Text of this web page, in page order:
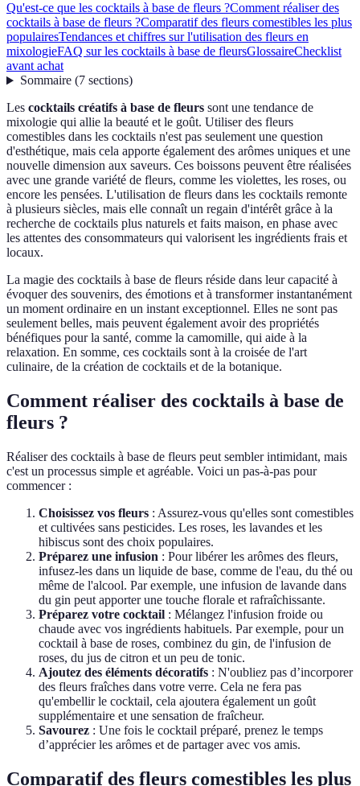
Qu'est-ce que les cocktails à base de fleurs ?Comment réaliser des
cocktails à base de fleurs ?Comparatif des fleurs comestibles les plus
populairesTendances et chiffres sur l'utilisation des fleurs en
mixologieFAQ sur les cocktails à base de fleursGlossaireChecklist
avant achat
Sommaire(7 sections)
Les cocktails créatifs à base de fleurs sont une tendance de
mixologie qui allie la beauté et le goût. Utiliser des fleurs
comestibles dans les cocktails n'est pas seulement une question
d'esthétique, mais cela apporte également des arômes uniques et une
nouvelle dimension aux saveurs. Ces boissons peuvent être réalisées
avec une grande variété de fleurs, comme les violettes, les roses, ou
encore les pensées. L'utilisation de fleurs dans les cocktails remonte
à plusieurs siècles, mais elle connaît un regain d'intérêt grâce à la
recherche de cocktails plus naturels et faits maison, en phase avec
les attentes des consommateurs qui valorisent les ingrédients frais et
locaux.
La magie des cocktails à base de fleurs réside dans leur capacité à
évoquer des souvenirs, des émotions et à transformer instantanément
un moment ordinaire en un instant exceptionnel. Elles ne sont pas
seulement belles, mais peuvent également avoir des propriétés
bénéfiques pour la santé, comme la camomille, qui aide à la
relaxation. En somme, ces cocktails sont à la croisée de l'art
culinaire, de la création de cocktails et de la botanique.
Comment réaliser des cocktails à base de
fleurs ?
Réaliser des cocktails à base de fleurs peut sembler intimidant, mais
c'est un processus simple et agréable. Voici un pas-à-pas pour
commencer :
Choisissez vos fleurs : Assurez-vous qu'elles sont comestibles
et cultivées sans pesticides. Les roses, les lavandes et les
hibiscus sont des choix populaires.
Préparez une infusion : Pour libérer les arômes des fleurs,
infusez-les dans un liquide de base, comme de l'eau, du thé ou
même de l'alcool. Par exemple, une infusion de lavande dans
du gin peut apporter une touche florale et rafraîchissante.
Préparez votre cocktail : Mélangez l'infusion froide ou
chaude avec vos ingrédients habituels. Par exemple, pour un
cocktail à base de roses, combinez du gin, de l'infusion de
roses, du jus de citron et un peu de tonic.
Ajoutez des éléments décoratifs : N'oubliez pas d’incorporer
des fleurs fraîches dans votre verre. Cela ne fera pas
qu'embellir le cocktail, cela ajoutera également un goût
supplémentaire et une sensation de fraîcheur.
Savourez : Une fois le cocktail préparé, prenez le temps
d’apprécier les arômes et de partager avec vos amis.
Comparatif des fleurs comestibles les plus